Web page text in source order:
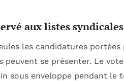
aux listes syndicales
les candidatures portées
peuvent se présenter. Le
sous enveloppe pendant le